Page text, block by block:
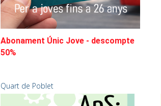
Abonament Únic Jove - descompte
50%
Quart de Poblet